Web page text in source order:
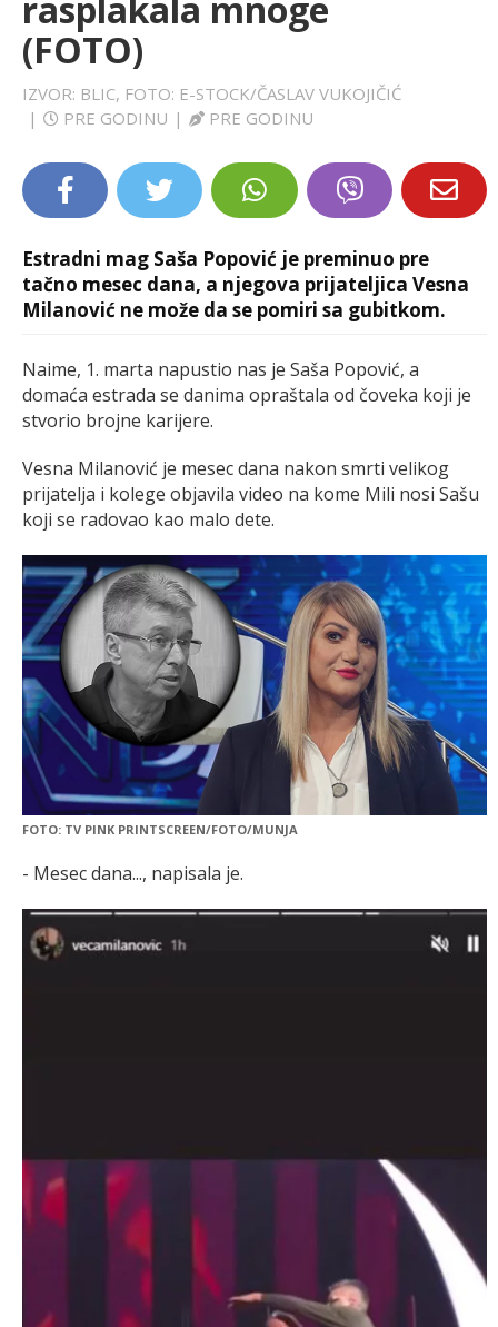
LIFESTYLE
(FOTO)
IZVOR: BLIC, FOTO: E-STOCK/ČASLAV VUKOJIČIĆ
|
PRE GODINU | PRE GODINU
Estradni mag Saša Popović je preminuo pre
tačno mesec dana, a njegova prijateljica Vesna
Milanović ne može da se pomiri sa gubitkom.
Naime, 1. marta napustio nas je Saša Popović, a
domaća estrada se danima opraštala od čoveka koji je
stvorio brojne karijere.
Vesna Milanović je mesec dana nakon smrti velikog
prijatelja i kolege objavila video na kome Mili nosi Sašu
koji se radovao kao malo dete.
FOTO: TV PINK PRINTSCREEN/FOTO/MUNJA
- Mesec dana..., napisala je.